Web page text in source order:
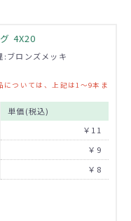
4X20
ブロンズメッキ
ついては、上記は1～9本ま
単価(税込)
￥11
￥9
￥8